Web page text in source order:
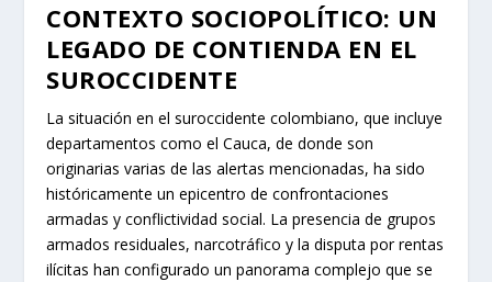
CONTEXTO SOCIOPOLÍTICO: UN
LEGADO DE CONTIENDA EN EL
SUROCCIDENTE
La situación en el suroccidente colombiano, que incluye
departamentos como el Cauca, de donde son
originarias varias de las alertas mencionadas, ha sido
históricamente un epicentro de confrontaciones
armadas y conflictividad social. La presencia de grupos
armados residuales, narcotráfico y la disputa por rentas
ilícitas han configurado un panorama complejo que se